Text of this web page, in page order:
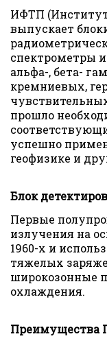
ИФТП
выпускает
спектрометры
альфа-, бета-
кремниевых,
прошло
успешно
геофизике и
Блок
Первые
излучения на
1960-х и
тяжелых
широкозонные
охлаждения.
Преимущества